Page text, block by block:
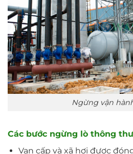
Ngừng vận
Các bước ngừng lò thông
Van cấp và xã hơi được